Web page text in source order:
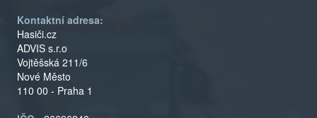
Kontaktní adresa:
Hasiči.cz
ADVIS s.r.o
Vojtěšská 211/6
Nové Město
110 00 - Praha 1